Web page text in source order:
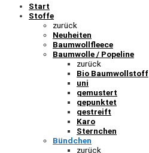
Start
Stoffe
zurück
Neuheiten
Baumwollfleece
Baumwolle / Popeline
zurück
Bio Baumwollstoff
uni
gemustert
gepunktet
gestreift
Karo
Sternchen
Bündchen
zurück